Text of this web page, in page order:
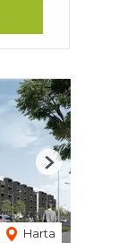
Harta
Next